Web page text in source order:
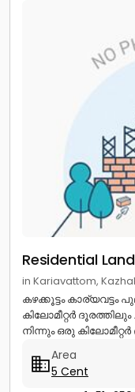
Residential
in Kariavattom,
കഴക്കൂട്ടം കാര്യവട്ടം
കിലോമീറ്റർ ദൂരത്തിലും
നിന്നും ഒരു
Area
5 Cent